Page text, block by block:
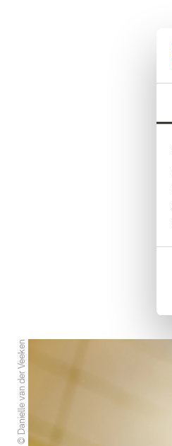
© Danielle van der Veeken